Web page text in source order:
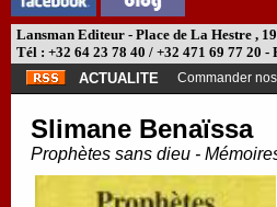
Lansman Editeur - Place de La Hestre ,
Tél : +32 64 23 78 40 / +32 471 69 77 20 -
ACTUALITE
Commander
Slimane Benaïssa
Prophètes sans dieu -